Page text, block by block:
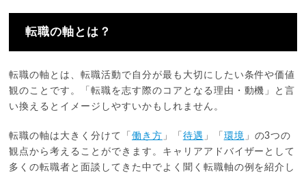
転職の軸とは？
転職の軸とは、転職活動で自分が最も大切にしたい条件や価値
観のことです。「転職を志す際のコアとなる理由・動機」と言
い換えるとイメージしやすいかもしれません。
転職の軸は大きく分けて「 働き方 」「 待遇 」「 環境 」の3つの
観点から考えることができます。キャリアアドバイザーとして
多くの転職者と面談してきた中でよく聞く転職軸の例を紹介し